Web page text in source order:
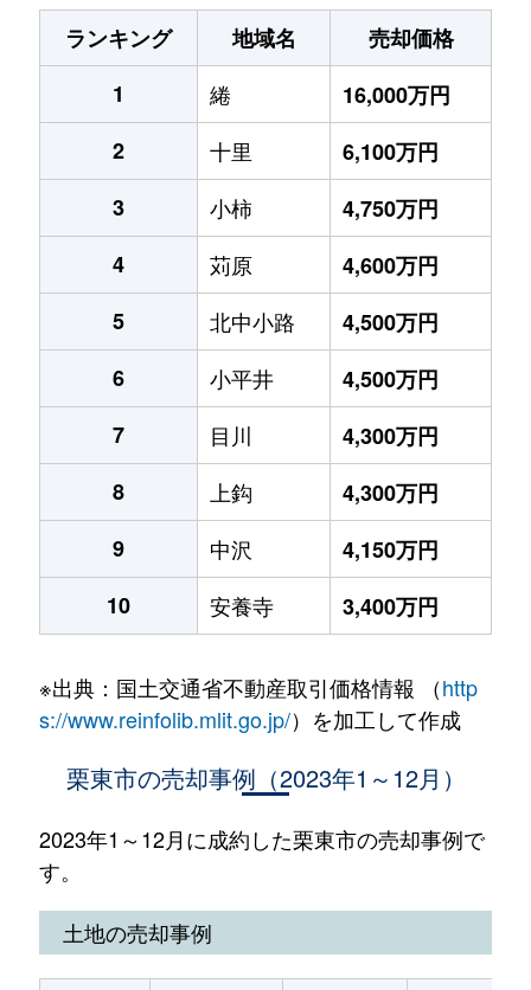
ランキング
地域名
売却価格
1
綣
16,000万円
2
十里
6,100万円
3
小柿
4,750万円
4
苅原
4,600万円
5
北中小路
4,500万円
6
小平井
4,500万円
7
目川
4,300万円
8
上鈎
4,300万円
9
中沢
4,150万円
10
安養寺 3,400万円
※出典：国土交通省不動産取引価格情報 （http
s://www.reinfolib.mlit.go.jp/）を加工して作成
栗東市の売却事例（2023年1～12月）
2023年1～12月に成約した栗東市の売却事例で
す。
土地の売却事例